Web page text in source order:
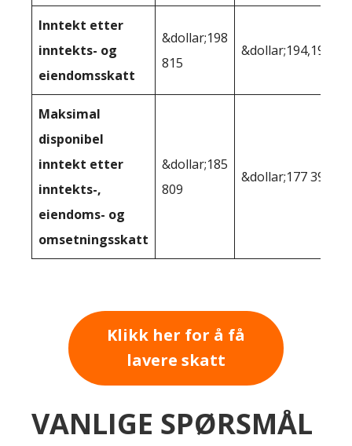
Inntekt etter
inntekts- og
eiendomsskatt
&dollar;198
815
&dollar;194,195
Maksimal
disponibel
inntekt etter
inntekts-,
eiendoms- og
omsetningsskatt
&dollar;185
809
&dollar;177 395
Klikk her for å få
lavere skatt
VANLIGE SPØRSMÅL